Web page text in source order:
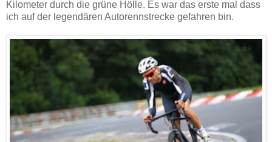
Kilometer durch die grüne Hölle. Es war das erste mal dass
ich auf der legendären Autorennstrecke gefahren bin.